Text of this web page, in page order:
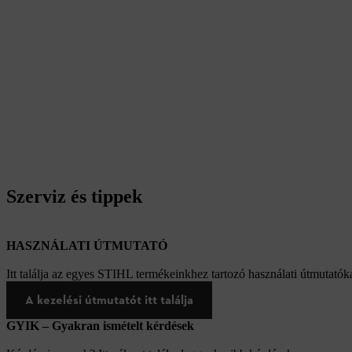
Szerviz és tippek
HASZNÁLATI ÚTMUTATÓ
Itt találja az egyes STIHL termékeinkhez tartozó használati
A kezelési útmutatót itt találja
GYIK – Gyakran ismételt kérdések